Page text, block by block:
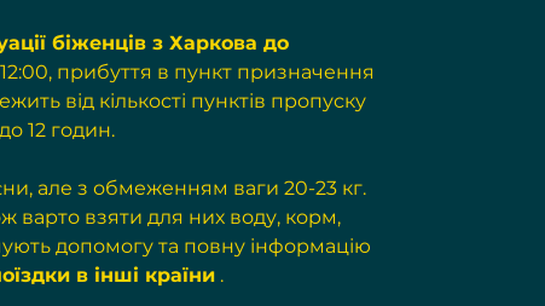
біженців з Харкова до
прибуття в пункт призначення
від кількості пунктів пропуску
12 годин.
але з обмеженням ваги 20-23 кг.
варто взяти для них воду, корм,
допомогу та повну інформацію
в інші країни .